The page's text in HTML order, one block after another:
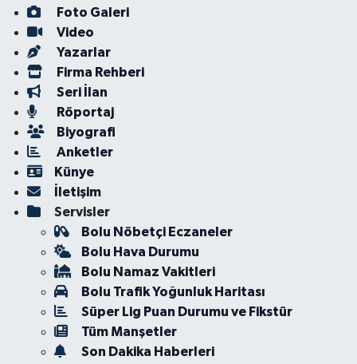
Foto Galeri
Video
Yazarlar
Firma Rehberi
Seri İlan
Röportaj
Biyografi
Anketler
Künye
İletişim
Servisler
Bolu Nöbetçi Eczaneler
Bolu Hava Durumu
Bolu Namaz Vakitleri
Bolu Trafik Yoğunluk Haritası
Süper Lig Puan Durumu ve Fikstür
Tüm Manşetler
Son Dakika Haberleri